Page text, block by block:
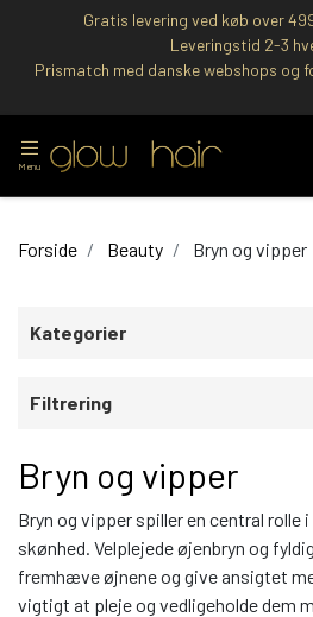
Gratis levering ved køb over
Leveringstid 2-3
Prismatch med danske webshops og
Menu
Forside Beauty Bryn og vipper
Kategorier
Filtrering
Bryn og vipper
Bryn og vipper spiller en central rolle
skønhed. Velplejede øjenbryn og
fremhæve øjnene og give ansigtet
vigtigt at pleje og vedligeholde dem